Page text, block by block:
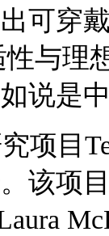
可穿
与理
说是
项目
该项